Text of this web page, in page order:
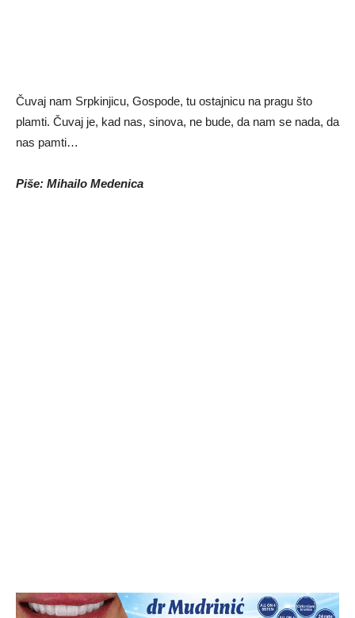
Čuvaj nam Srpkinjicu, Gospode, tu ostajnicu na pragu što
plamti. Čuvaj je, kad nas, sinova, ne bude, da nam se nada, da
nas pamti…
Piše: Mihailo Medenica